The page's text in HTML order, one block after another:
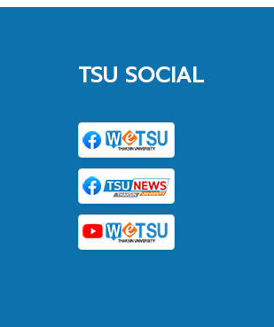
TSU SOCIAL